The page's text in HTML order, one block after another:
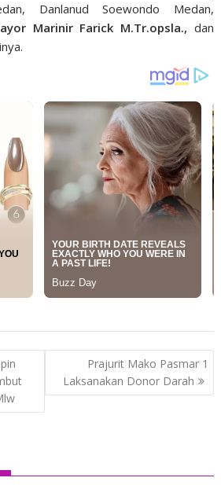
Danlanud Soewondo Medan,
Marinir Farick M.Tr.opsla., dan
Prajurit Mako Pasmar 1
Laksanakan Donor Darah